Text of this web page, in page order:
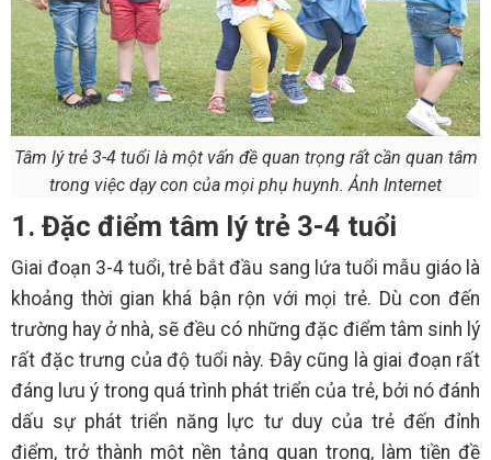
Tâm lý trẻ 3-4 tuổi là một vấn đề quan trọng rất cần quan tâm
trong việc dạy con của mọi phụ huynh. Ảnh Internet
1. Đặc điểm tâm lý trẻ 3-4 tuổi
Giai đoạn 3-4 tuổi, trẻ bắt đầu sang lứa tuổi mẫu giáo là
khoảng thời gian khá bận rộn với mọi trẻ. Dù con đến
trường hay ở nhà, sẽ đều có những đặc điểm tâm sinh lý
rất đặc trưng của độ tuổi này. Đây cũng là giai đoạn rất
đáng lưu ý trong quá trình phát triển của trẻ, bởi nó đánh
dấu sự phát triển năng lực tư duy của trẻ đến đỉnh
điểm, trở thành một nền tảng quan trọng, làm tiền đề